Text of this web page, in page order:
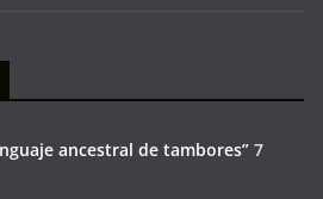
ancestral de tambores” 7